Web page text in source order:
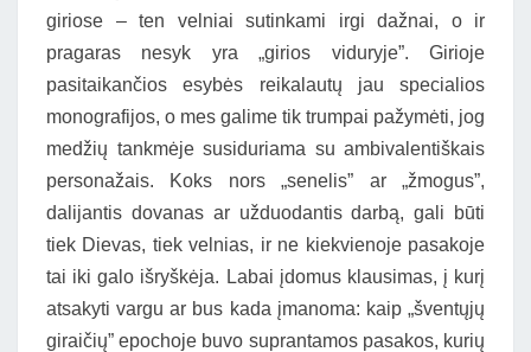
giriose – ten velniai sutinkami irgi dažnai, o ir
pragaras nesyk yra „girios viduryje”. Girioje
pasitaikančios esybės reikalautų jau specialios
monografijos, o mes galime tik trumpai pažymėti, jog
medžių tankmėje susiduriama su ambivalentiškais
personažais. Koks nors „senelis” ar „žmogus”,
dalijantis dovanas ar užduodantis darbą, gali būti
tiek Dievas, tiek velnias, ir ne kiekvienoje pasakoje
tai iki galo išryškėja. Labai įdomus klausimas, į kurį
atsakyti vargu ar bus kada įmanoma: kaip „šventųjų
giraičių” epochoje buvo suprantamos pasakos, kurių